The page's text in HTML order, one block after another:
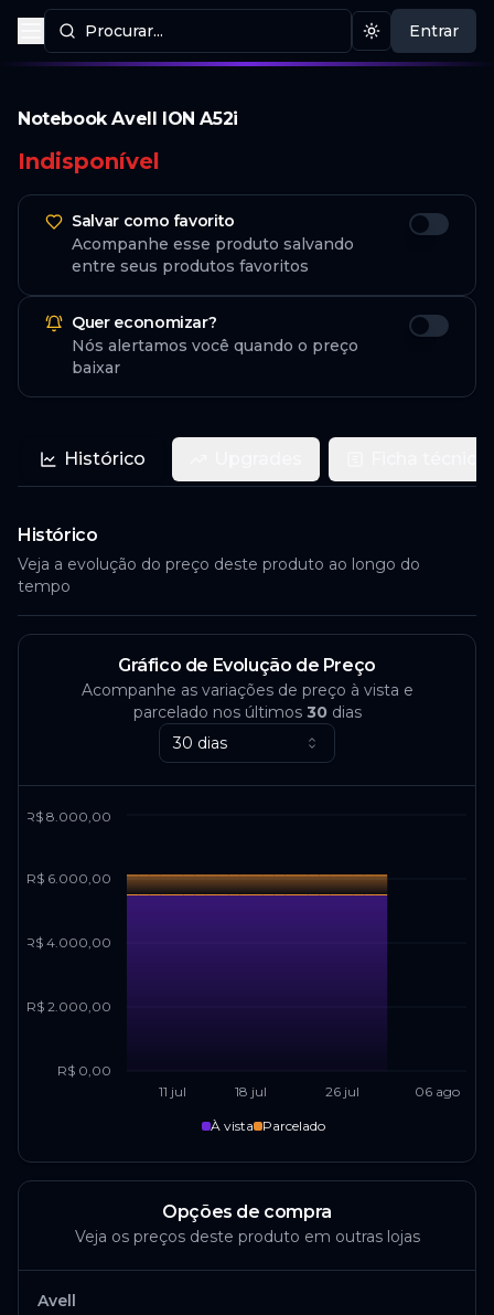
Procurar...
Procurar produtos Mudar tema
Entrar
Notebook Avell ION A52i
Indisponível
Salvar como favorito
Acompanhe esse produto salvando
entre seus produtos favoritos
Quer economizar?
Nós alertamos você quando o preço
baixar
Histórico
Histórico
Veja a evolução do preço deste produto ao longo do
tempo
Gráfico de Evolução de Preço
Acompanhe as variações de preço à vista e
parcelado nos últimos 30dias
30 dias
11 jul 18 jul 26 jul 06 ago
R$ 0,00
R$ 2.000,00
R$ 4.000,00
R$ 6.000,00
R$ 8.000,00
À vista Parcelado
Opções de compra
Veja os preços deste produto em outras lojas
Avell